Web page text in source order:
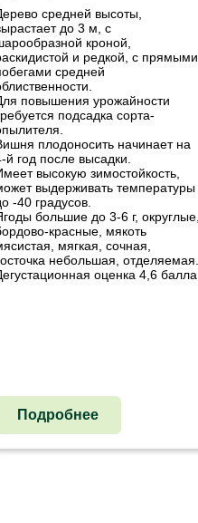
средней высоты,
до 3 м, с
кроной,
и редкой, с прямыми
средней
повышения урожайности
подсадка сорта-
плодоносить начинает на
й год после высадки.
высокую зимостойкость,
выдерживать температуры
-40 градусов.
большие до 3-6 г, округлые,
красные, мякоть
мягкая, сочная,
небольшая, отделяемая.
оценка 4,6 балла.
Подробнее